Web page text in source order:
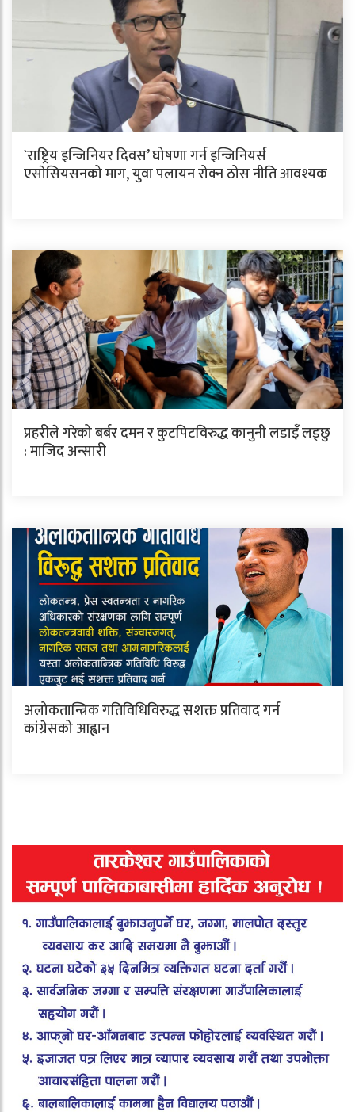
`राष्ट्रिय इन्जिनियर दिवस’ घोषणा गर्न इन्जिनियर्स
एसाेसियसनको माग, युवा पलायन रोक्न ठोस नीति आवश्यक
प्रहरीले गरेको बर्बर दमन र कुटपिटविरुद्ध कानुनी लडाइँ लड्छु
: माजिद अन्सारी
अलोकतान्त्रिक गतिविधिविरुद्ध सशक्त प्रतिवाद गर्न
कांग्रेसको आह्वान